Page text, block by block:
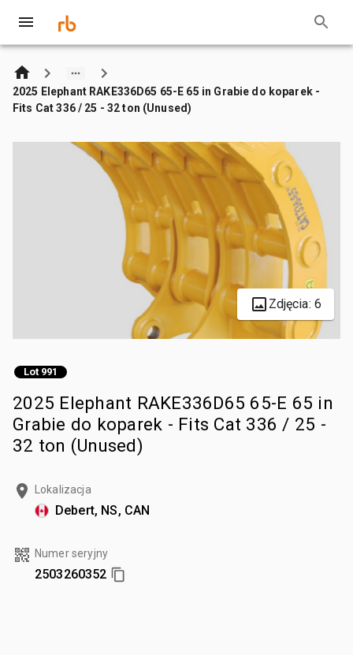
2025 Elephant RAKE336D65 65-E 65 in Grabie do koparek -
Fits Cat 336 / 25 - 32 ton (Unused)
Zdjęcia: 6
Lot 991
2025 Elephant RAKE336D65 65-E 65 in
Grabie do koparek - Fits Cat 336 / 25 -
32 ton (Unused)
Lokalizacja
Debert, NS, CAN
Numer seryjny
2503260352